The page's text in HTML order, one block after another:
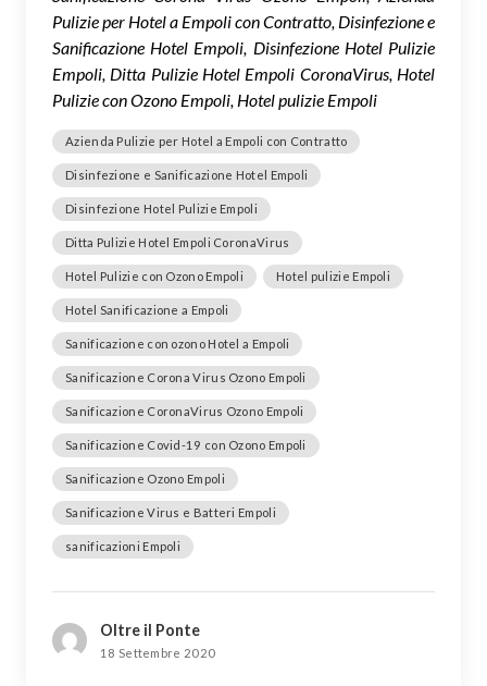
Pulizie per Hotel a Empoli con Contratto, Disinfezione e
Sanificazione Hotel Empoli, Disinfezione Hotel Pulizie
Empoli, Ditta Pulizie Hotel Empoli CoronaVirus, Hotel
Pulizie con Ozono Empoli, Hotel pulizie Empoli
Azienda Pulizie per Hotel a Empoli con Contratto
Disinfezione e Sanificazione Hotel Empoli
Disinfezione Hotel Pulizie Empoli
Ditta Pulizie Hotel Empoli CoronaVirus
Hotel Pulizie con Ozono Empoli Hotel pulizie Empoli
Hotel Sanificazione a Empoli
Sanificazione con ozono Hotel a Empoli
Sanificazione Corona Virus Ozono Empoli
Sanificazione CoronaVirus Ozono Empoli
Sanificazione Covid-19 con Ozono Empoli
Sanificazione Ozono Empoli
Sanificazione Virus e Batteri Empoli
sanificazioni Empoli
Oltre il Ponte
18 Settembre 2020